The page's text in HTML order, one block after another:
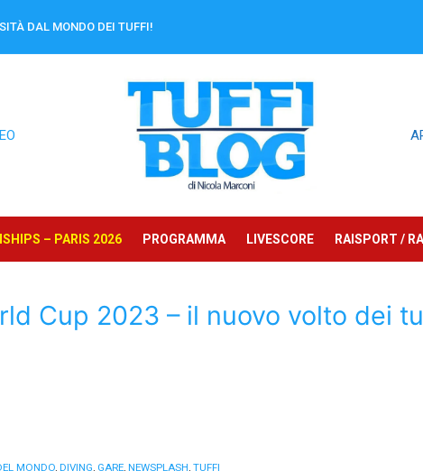
DAL MONDO DEI TUFFI!
– PARIS 2026 PROGRAMMA LIVESCORE RAISPORT /
Cup 2023 – il nuovo volto dei
MONDO DIVING GARE NEWSPLASH TUFFI